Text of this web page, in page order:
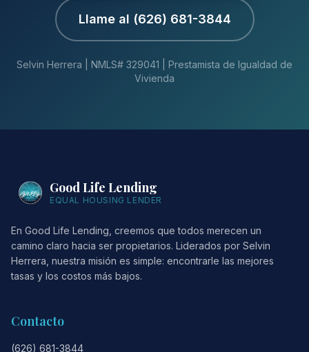
Llame al (626) 681-3844
Selvin Herrera | NMLS# 329041 | Prestamista de Igualdad de
Vivienda
Good Life Lending
EQUAL HOUSING LENDER
En Good Life Lending, creemos que todos merecen un
camino claro hacia ser propietarios. Liderados por Selvin
Herrera, nuestra misión es simple: encontrarle las mejores
tasas y los costos más bajos.
Contacto
(626) 681-3844